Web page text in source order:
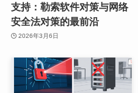
支持：勒索软件对策与网络
安全法对策的最前沿
2026年3月6日